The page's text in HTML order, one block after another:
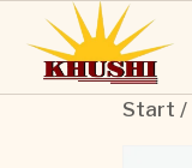
Start /